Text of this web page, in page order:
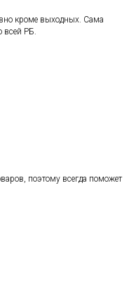
кроме выходных. Сама
всей РБ.
поэтому всегда поможет